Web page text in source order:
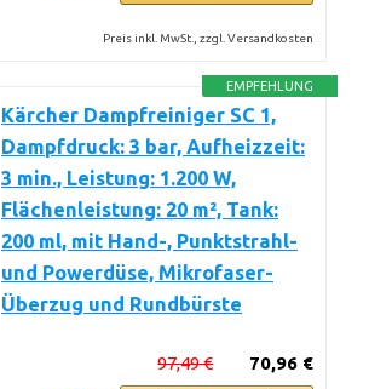
Preis inkl. MwSt., zzgl. Versandkosten
EMPFEHLUNG
Kärcher Dampfreiniger SC 1,
Dampfdruck: 3 bar, Aufheizzeit:
3 min., Leistung: 1.200 W,
Flächenleistung: 20 m², Tank:
200 ml, mit Hand-, Punktstrahl-
und Powerdüse, Mikrofaser-
Überzug und Rundbürste
70,96 €
97,49 €